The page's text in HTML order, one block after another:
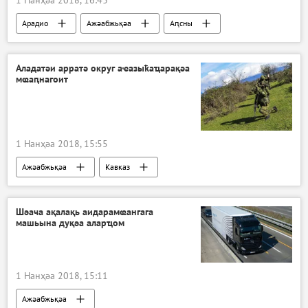
Арадио Ажәабжьқәа Аԥсны
Аладатәи арратә округ аҽазыҟаҵарақәа
мҩаԥнагоит
1 Нанҳәа 2018, 15:55
Ажәабжьқәа Кавказ
Шәача ақалақь аидарамҩангага
машьына дуқәа аларҵом
1 Нанҳәа 2018, 15:11
Ажәабжьқәа